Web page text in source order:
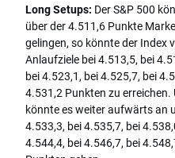
Long Setups: Der S&P 500
über der 4.511,6 Punkte
gelingen, so könnte der Index
Anlaufziele bei 4.513,5, bei
bei 4.523,1, bei 4.525,7, bei
4.531,2 Punkten zu
könnte es weiter aufwärts an
4.533,3, bei 4.535,7, bei
4.544,4, bei 4.546,7, bei